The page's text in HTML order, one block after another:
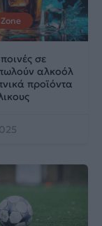
σε
αλκοόλ
προϊόντα